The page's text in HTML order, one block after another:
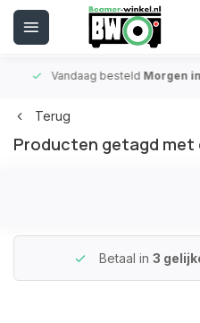
Vandaag besteldMorgen in
Terug
Producten getagd met
Betaal in 3